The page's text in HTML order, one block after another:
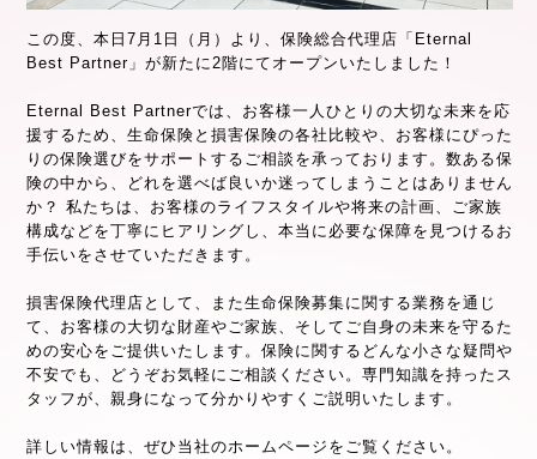
この度、本日7月1日（月）より、保険総合代理店「Eternal
Best Partner」が新たに2階にてオープンいたしました！
Eternal Best Partnerでは、お客様一人ひとりの大切な未来を応
援するため、生命保険と損害保険の各社比較や、お客様にぴった
りの保険選びをサポートするご相談を承っております。数ある保
険の中から、どれを選べば良いか迷ってしまうことはありません
か？ 私たちは、お客様のライフスタイルや将来の計画、ご家族
構成などを丁寧にヒアリングし、本当に必要な保障を見つけるお
手伝いをさせていただきます。
損害保険代理店として、また生命保険募集に関する業務を通じ
て、お客様の大切な財産やご家族、そしてご自身の未来を守るた
めの安心をご提供いたします。保険に関するどんな小さな疑問や
不安でも、どうぞお気軽にご相談ください。専門知識を持ったス
タッフが、親身になって分かりやすくご説明いたします。
詳しい情報は、ぜひ当社のホームページをご覧ください。